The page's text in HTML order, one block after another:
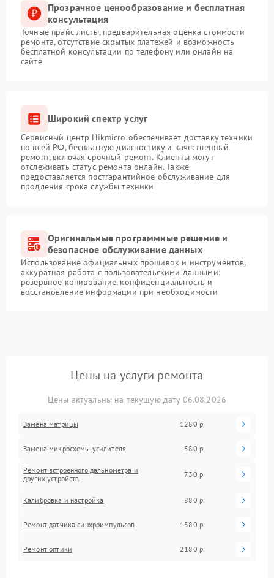
Прозрачное ценообразование и бесплатная
консультация
Точные прайс-листы, предварительная оценка стоимости
ремонта, отсутствие скрытых платежей и возможность
бесплатной консультации по телефону или онлайн на
сайте
Широкий спектр услуг
Сервисный центр Hikmicro обеспечивает доставку техники
по всей РФ, бесплатную диагностику и качественный
ремонт, включая срочный ремонт. Клиенты могут
отслеживать статус ремонта онлайн. Также
предоставляется постгарантийное обслуживание для
продления срока службы техники
Оригинальные программные решение и
безопасное обслуживание данных
Использование официальных прошивок и инструментов,
аккуратная работа с пользовательскими данными:
резервное копирование, конфиденциальность и
восстановление информации при необходимости
Цены на услуги ремонта
Цены актуальны на текущую дату 06.08.2026
Замена матрицы 1280 р
Замена микросхемы усилителя 580 р
Ремонт встроенного дальнометра и
других устройств
730 р
Калибровка и настройка 880 р
Ремонт датчика синхроимпульсов 1580 р
Ремонт оптики 2180 р